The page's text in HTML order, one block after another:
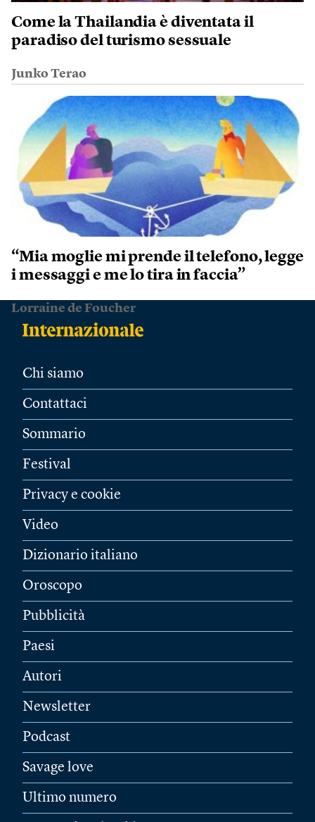
Come la Thailandia è diventata il
paradiso del turismo sessuale
Junko Terao
“Mia moglie mi prende il telefono, legge
i messaggi e me lo tira in faccia”
Lorraine de Foucher
Chi siamo
Contattaci
Sommario
Festival
Privacy e cookie
Video
Dizionario italiano
Oroscopo
Pubblicità
Paesi
Autori
Newsletter
Podcast
Savage love
Ultimo numero